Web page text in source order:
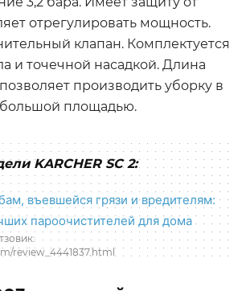
отрегулировать мощность.
клапан. Комплектуется
и точечной насадкой. Длина
производить уборку в
площадью.
KARCHER SC 2:
review_4441837.html